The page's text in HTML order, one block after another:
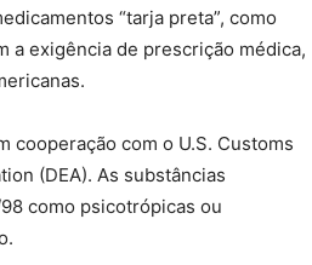
“tarja preta”, como
a exigência de prescrição médica,
cooperação com o U.S. Customs
(DEA). As substâncias
como psicotrópicas ou